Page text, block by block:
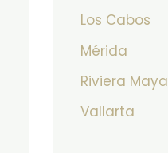
Los Cabos
Mérida
Riviera Maya
Vallarta